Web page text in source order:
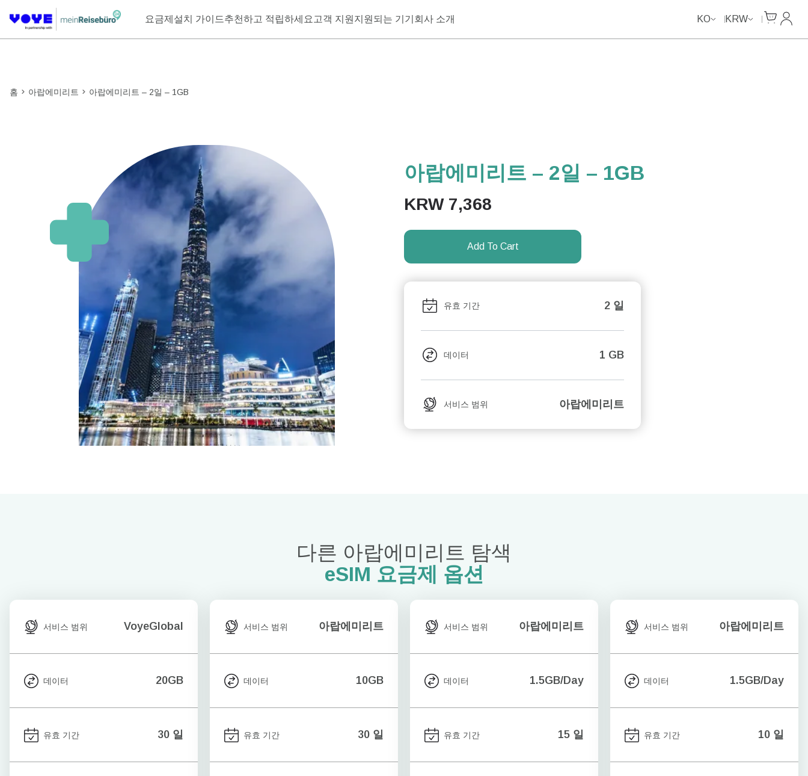
요금제 설치 가이드추천하고 적립하세요 고객 지원 지원되는 기기 회사 소개 KO KRW
내 계
홈 아랍에미리트 아랍에미리트 – 2일 – 1GB
아랍에미리트 – 2일 – 1GB
KRW7,368
Add To Cart
유효 기간 2 일
데이터 1 GB
서비스 범위 아랍에미리트
다른 아랍에미리트 탐색
eSIM 요금제 옵션
서비스 범위 VoyeGlobal
데이터 20GB
유효 기간 30 일
서비스 범위 아랍에미리트
데이터 10GB
유효 기간 30 일
서비스 범위 아랍에미리트
데이터 1.5GB/Day
유효 기간 15 일
서비스 범위 아랍에미리트
데이터 1.5GB/Day
유효 기간 10 일